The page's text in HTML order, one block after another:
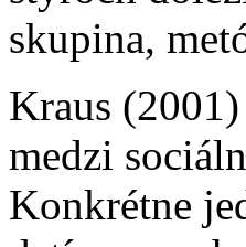
skupina,
Kraus
medzi
Konkrétne